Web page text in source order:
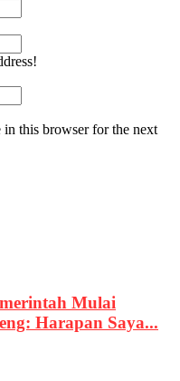
in this browser for the next
Mulai
Harapan Saya...